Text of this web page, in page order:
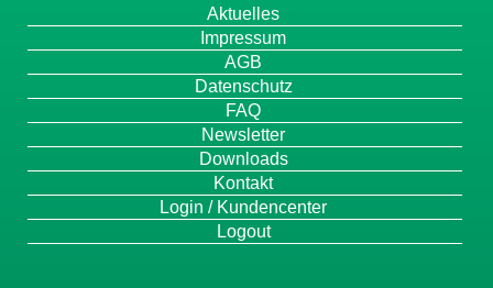
Navigation
überspringen
Aktuelles
Impressum
AGB
Datenschutz
FAQ
Newsletter
Downloads
Kontakt
Login / Kundencenter
Logout